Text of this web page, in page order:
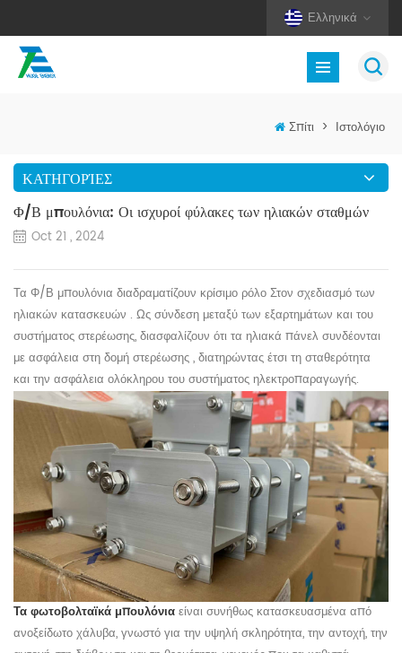
Ελληνικά
Σπίτι > Ιστολόγιο
ΚΑΤΗΓΟΡΊΕΣ
Φ/Β μπουλόνια: Οι ισχυροί φύλακες των ηλιακών σταθμών
Oct 21 , 2024
Τα Φ/Β μπουλόνια διαδραματίζουν κρίσιμο ρόλο Στον σχεδιασμό των
ηλιακών κατασκευών . Ως σύνδεση μεταξύ των εξαρτημάτων και του
συστήματος στερέωσης, διασφαλίζουν ότι τα ηλιακά πάνελ συνδέονται
με ασφάλεια στη δομήστερέωσης, διατηρώντας έτσι τη σταθερότητα
και την ασφάλεια ολόκληρου του συστήματος ηλεκτροπαραγωγής.
Τα φωτοβολταϊκά μπουλόνιαείναι συνήθως κατασκευασμένα από
ανοξείδωτο χάλυβα, γνωστό για την υψηλή σκληρότητα, την αντοχή, την